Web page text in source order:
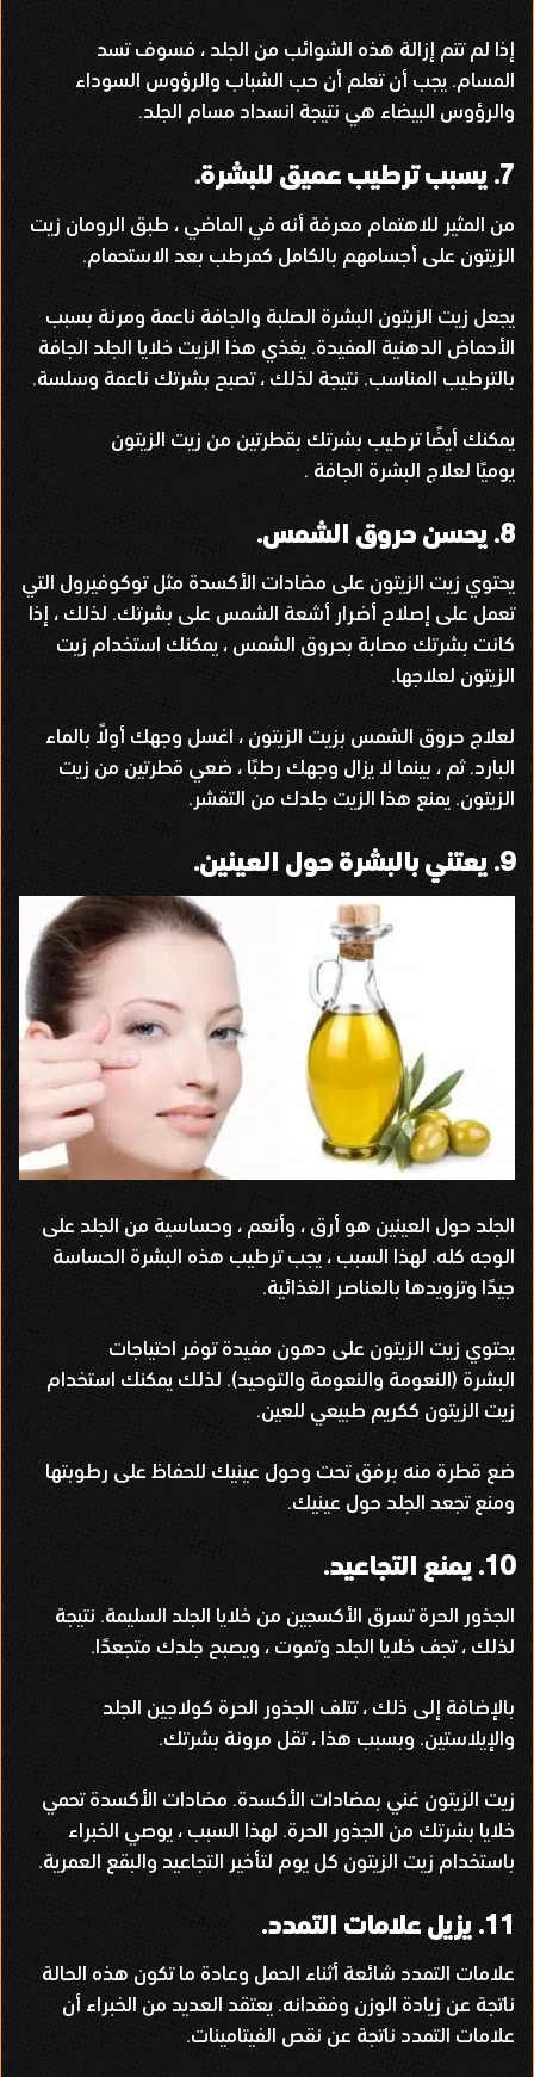
إذا لم تتم إزالة هذه الشوائب من الجلد ، فسوف تسد
المسام. يجب أن تعلم أن حب الشباب والرؤوس السوداء
والرؤوس البيضاء هي نتيجة انسداد مسام الجلد.
7. يسبب ترطيب عميق للبشرة.
من المثير للاهتمام معرفة أنه في الماضي ، طبق الرومان زيت
الزيتون على أجسامهم بالكامل كمرطب بعد الاستحمام.
يجعل زيت الزيتون البشرة الصلبة والجافة ناعمة ومرنة بسبب
الأحماض الدهنية المفيدة. يغذي هذا الزيت خلايا الجلد الجافة
بالترطيب المناسب. نتيجة لذلك ، تصبح بشرتك ناعمة وسلسة.
يمكنك أيضًا ترطيب بشرتك بقطرتين من زيت الزيتون
يوميًا لعلاج البشرة الجافة .
8. يحسن حروق الشمس.
يحتوي زيت الزيتون على مضادات الأكسدة مثل توكوفيرول التي
تعمل على إصلاح أضرار أشعة الشمس على بشرتك. لذلك ، إذا
كانت بشرتك مصابة بحروق الشمس ، يمكنك استخدام زيت
الزيتون لعلاجها.
لعلاج حروق الشمس بزيت الزيتون ، اغسل وجهك أولاً بالماء
البارد.ثم ، بينما لا يزال وجهك رطبًا ، ضعي قطرتين من زيت
الزيتون. يمنع هذا الزيت جلدك من التقشر.
9. يعتني بالبشرة حول العينين.
الجلد حول العينين هو أرق ، وأنعم ، وحساسية من الجلد على
الوجه كله. لهذا السبب ، يجب ترطيب هذه البشرة الحساسة
جيدًا وتزويدها بالعناصر الغذائية.
يحتوي زيت الزيتون على دهون مفيدة توفر احتياجات
البشرة (النعومة والنعومة والتوحيد). لذلك يمكنك استخدام
زيت الزيتون ككريم طبيعي للعين.
ضع قطرة منه برفق تحت وحول عينيك للحفاظ على رطوبتها
ومنع تجعد الجلد حول عينيك.
10. يمنع التجاعيد.
الجذور الحرة تسرق الأكسجين من خلايا الجلد السليمة. نتيجة
لذلك ، تجف خلايا الجلد وتموت ، ويصبح جلدك متجعدًا.
بالإضافة إلى ذلك ، تتلف الجذور الحرة كولاجين الجلد
والإيلاستين. وبسبب هذا ، تقل مرونة بشرتك.
زيت الزيتون غني بمضادات الأكسدة. مضادات الأكسدة تحمي
خلايا بشرتك من الجذور الحرة. لهذا السبب ، يوصي الخبراء
باستخدام زيت الزيتون كل يوم لتأخير التجاعيد والبقع العمرية.
11. يزيل علامات التمدد.
علامات التمدد شائعة أثناء الحمل وعادة ما تكون هذه الحالة
ناتجة عن زيادة الوزن وفقدانه. يعتقد العديد من الخبراء أن
علامات التمدد ناتجة عن نقص الفيتامينات.